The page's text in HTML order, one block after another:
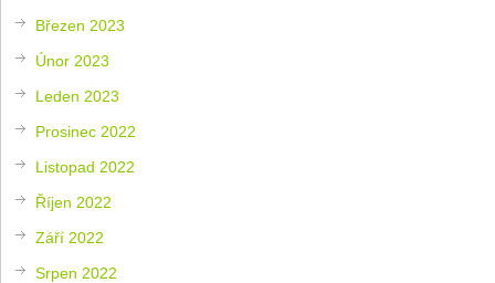
Březen 2023
Únor 2023
Leden 2023
Prosinec 2022
Listopad 2022
Říjen 2022
Září 2022
Srpen 2022